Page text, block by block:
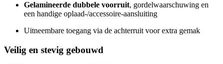
Gelamineerde dubbele voorruit, gordelwaarschuwing en
een handige oplaad-/accessoire-aansluiting
Uitneembare toegang via de achterruit voor extra gemak
Veilig en stevig gebouwd